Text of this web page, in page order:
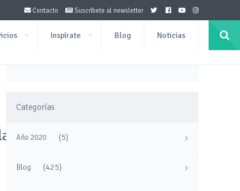
Contacto Suscríbete al newsletter
Inspírate Blog Noticias
Categorías
Año 2020 (5)
Blog (425)